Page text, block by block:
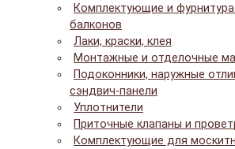
Комплектующие и
балконов
Лаки, краски, клея
Монтажные и отделочные
Подоконники, наружные
сэндвич-панели
Уплотнители
Приточные клапаны и
Комплектующие для